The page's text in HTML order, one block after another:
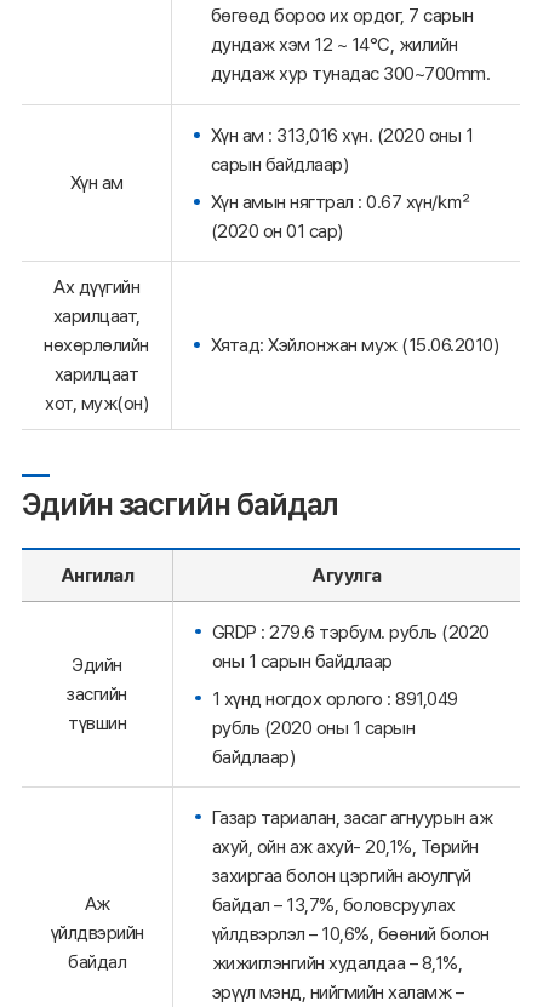
бөгөөд бороо их ордог, 7 сарын
дундаж хэм 12 ~ 14°C, жилийн
дундаж хур тунадас 300~700mm.
Хүн ам
Хүн ам : 313,016 хүн. (2020 оны 1
сарын байдлаар)
Хүн амын нягтрал : 0.67 хүн/㎢
(2020 он 01 сар)
Ах дүүгийн
харилцаат,
нөхөрлөлийн
харилцаат
хот, муж(он)
Хятад: Хэйлонжан муж (15.06.2010)
Эдийн засгийн байдал
Ангилал Агуулга
Эдийн
засгийн
түвшин
GRDP : 279.6 тэрбум. рубль (2020
оны 1 сарын байдлаар
1 хүнд ногдох орлого : 891,049
рубль (2020 оны 1 сарын
байдлаар)
Аж
үйлдвэрийн
байдал
Газар тариалан, засаг агнуурын аж
ахуй, ойн аж ахуй- 20,1%, Төрийн
захиргаа болон цэргийн аюулгүй
байдал – 13,7%, боловсруулах
үйлдвэрлэл – 10,6%, бөөний болон
жижиглэнгийн худалдаа – 8,1%,
эрүүл мэнд, нийгмийн халамж –